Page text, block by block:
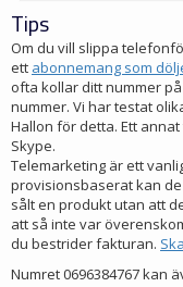
Tips
Om du vill slippa
ett abonnemang som
ofta kollar ditt nummer
nummer. Vi har testat
Hallon för detta. Ett
Skype.
Telemarketing är ett
provisionsbaserat kan
sålt en produkt utan att
att så inte var
du bestrider fakturan.
Numret 0696384767 kan